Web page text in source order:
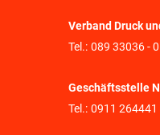
Verband Druck
Tel.: 089 33036 - 0
Geschäftsstelle
Tel.: 0911 264441